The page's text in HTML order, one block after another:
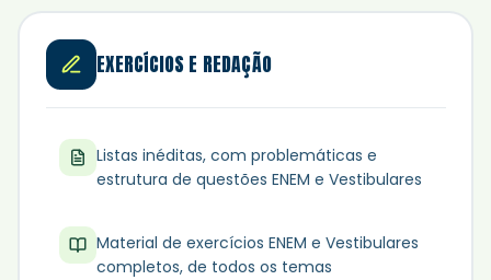
EXERCÍCIOS E REDAÇÃO
Listas inéditas, com problemáticas e
estrutura de questões ENEM e Vestibulares
Material de exercícios ENEM e Vestibulares
completos, de todos os temas